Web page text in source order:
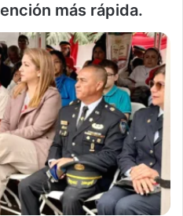
más rápida.